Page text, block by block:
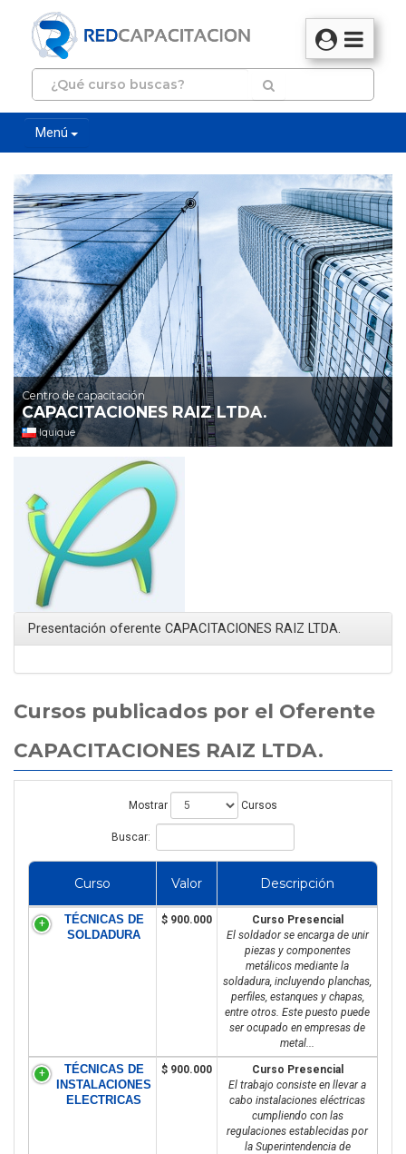
Menú
Centro de capacitación
CAPACITACIONES RAIZ LTDA.
Iquique
Presentación oferente CAPACITACIONES RAIZ LTDA.
Cursos publicados por el Oferente
CAPACITACIONES RAIZ LTDA.
Mostrar Cursos
Buscar:
Curso Valor Descripción
TÉCNICAS DE
SOLDADURA
$ 900.000
Curso Presencial
El soldador se encarga de unir
piezas y componentes
metálicos mediante la
soldadura, incluyendo planchas,
perfiles, estanques y chapas,
entre otros. Este puesto puede
ser ocupado en empresas de
metal...
TÉCNICAS DE
INSTALACIONES
ELECTRICAS
$ 900.000
Curso Presencial
El trabajo consiste en llevar a
cabo instalaciones eléctricas
cumpliendo con las
regulaciones establecidas por
la Superintendencia de